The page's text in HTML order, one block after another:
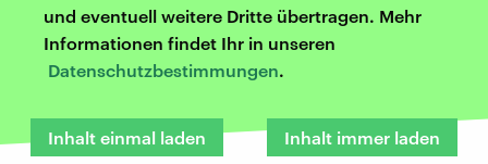
und eventuell weitere Dritte übertragen. Mehr
Informationen findet Ihr in unseren
Datenschutzbestimmungen.
Inhalt einmal laden Inhalt immer laden